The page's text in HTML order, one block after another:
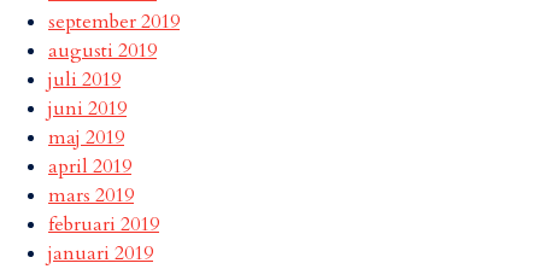
september 2019
augusti 2019
juli 2019
juni 2019
maj 2019
april 2019
mars 2019
februari 2019
januari 2019